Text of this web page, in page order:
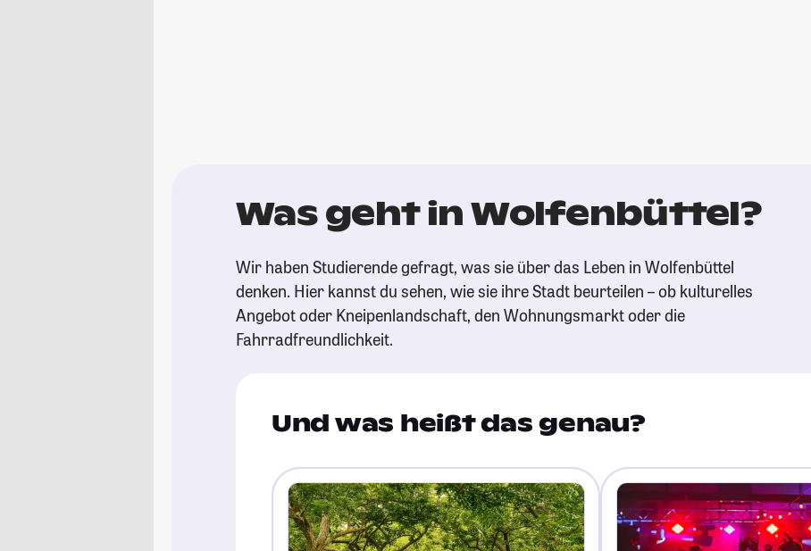
Was geht in Wolfenbüttel?
Wir haben Studierende gefragt, was sie über das Leben in Wolfenbüttel
denken. Hier kannst du sehen, wie sie ihre Stadt beurteilen – ob kulturelles
Angebot oder Kneipenlandschaft, den Wohnungsmarkt oder die
Fahrradfreundlichkeit.
Und was heißt das genau?